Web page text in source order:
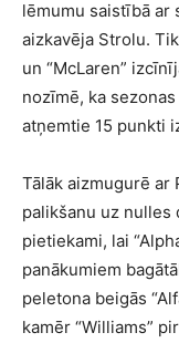
lēmumu saistībā ar
aizkavēja Strolu.
un “McLaren”
nozīmē, ka
atņemtie 15 punkti
Tālāk aizmugurē ar
palikšanu uz nulles
pietiekami, lai
panākumiem
peletona beigās
kamēr “Williams”